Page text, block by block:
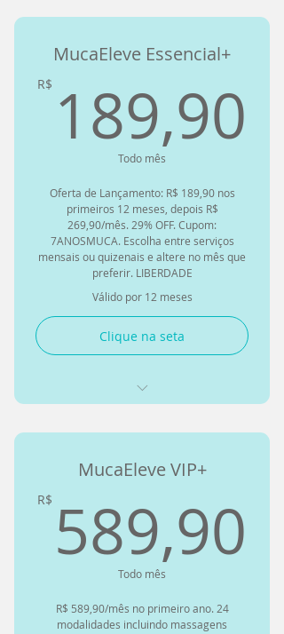
• Validade estendida de 8 meses
• Adapte seu tratamento ao seu
• Experimente diferentes
técnicas sem custo adicional
• Reagende quantas vezes
Relaxante
Quiropraxia+Massagem
Quiropraxia+Massagem
Desportiva
Quiropraxia+Liberação
Quiro+Drenagem Linfática
(membros inferiores ou
superiores)
Miofascial+Massagem
Exercícios Terapêuticos
Exercícios para Complementar o
Tratamento em casa
Exercícios Online para fazer em
Acompanhamento Terapêutico
MucaEleve Essencial+
R$ 189,90
Todo mês
Oferta de Lançamento: R$ 189,90 nos
primeiros 12 meses, depois R$
269,90/mês. 29% OFF. Cupom:
7ANOSMUCA. Escolha entre serviços
mensais ou quizenais e altere no mês que
preferir. LIBERDADE
Válido por 12 meses
Clique na seta
(massagens de 70min e 50min)
1 sessão mensal: Massagem de
1 sessão Quinzenal: Massagem
de 50 minutos
Cancelamento grátis ilimitado
1 Cancelamento grátis ou
MucaEleve VIP+
R$ 589,90
Todo mês
R$ 589,90/mês no primeiro ano. 24
modalidades incluindo massagens